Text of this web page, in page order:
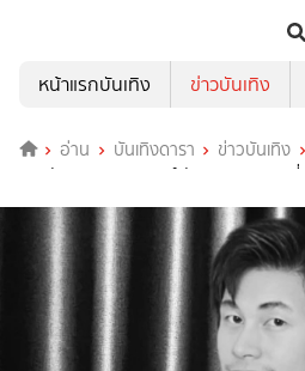
หน้าแรกบันเทิง
ข่าวบันเทิง
อ่าน บันเทิงดารา ข่าวบันเทิง
สถาบันนิติวิทยาศาสตร์ ชันสูตรรอบ 2 คลี่